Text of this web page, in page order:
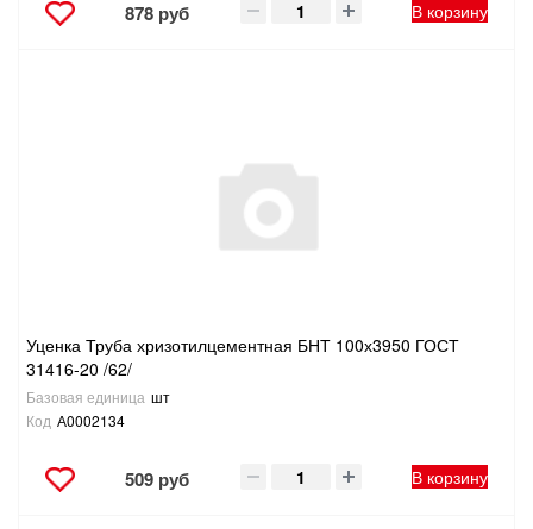
878 руб В корзину
Уценка Труба хризотилцементная БНТ 100х3950 ГОСТ
31416-20 /62/
Базовая единица шт
Код А0002134
509 руб В корзину